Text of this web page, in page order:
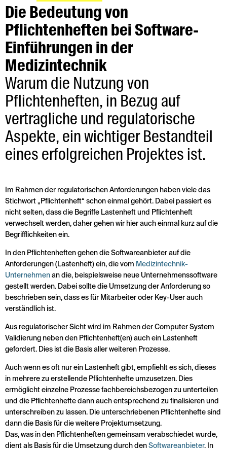
Die Bedeutung von
Pflichtenheften bei Software-
Einführungen in der
Medizintechnik
Warum die Nutzung von
Pflichtenheften, in Bezug auf
vertragliche und regulatorische
Aspekte, ein wichtiger Bestandteil
eines erfolgreichen Projektes ist.
Im Rahmen der regulatorischen Anforderungen haben viele das
Stichwort „Pflichtenheft“ schon einmal gehört. Dabei passiert es
nicht selten, dass die Begriffe Lastenheft und Pflichtenheft
verwechselt werden, daher gehen wir hier auch einmal kurz auf die
Begrifflichkeiten ein.
In den Pflichtenheften gehen die Softwareanbieter auf die
Anforderungen (Lastenheft) ein, die vom Medizintechnik-
Unternehmen an die, beispielsweise neue Unternehmenssoftware
gestellt werden. Dabei sollte die Umsetzung der Anforderung so
beschrieben sein, dass es für Mitarbeiter oder Key-User auch
verständlich ist.
Aus regulatorischer Sicht wird im Rahmen der Computer System
Validierung neben den Pflichtenheft(en) auch ein Lastenheft
gefordert. Dies ist die Basis aller weiteren Prozesse.
Auch wenn es oft nur ein Lastenheft gibt, empfiehlt es sich, dieses
in mehrere zu erstellende Pflichtenhefte umzusetzen. Dies
ermöglicht einzelne Prozesse fachbereichsbezogen zu unterteilen
und die Pflichtenhefte dann auch entsprechend zu finalisieren und
unterschreiben zu lassen. Die unterschriebenen Pflichtenhefte sind
dann die Basis für die weitere Projektumsetzung.
Das, was in den Pflichtenheften gemeinsam verabschiedet wurde,
dient als Basis für die Umsetzung durch den Softwareanbieter. In